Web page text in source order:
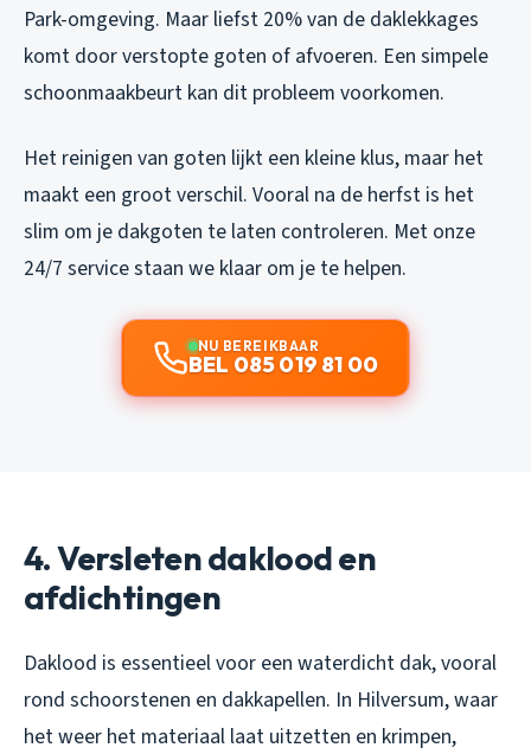
Park-omgeving. Maar liefst 20% van de daklekkages
komt door verstopte goten of afvoeren. Een simpele
schoonmaakbeurt kan dit probleem voorkomen.
Het reinigen van goten lijkt een kleine klus, maar het
maakt een groot verschil. Vooral na de herfst is het
slim om je dakgoten te laten controleren. Met onze
24/7 service staan we klaar om je te helpen.
NU BEREIKBAAR
BEL 085 019 81 00
4. Versleten daklood en
afdichtingen
Daklood is essentieel voor een waterdicht dak, vooral
rond schoorstenen en dakkapellen. In Hilversum, waar
het weer het materiaal laat uitzetten en krimpen,